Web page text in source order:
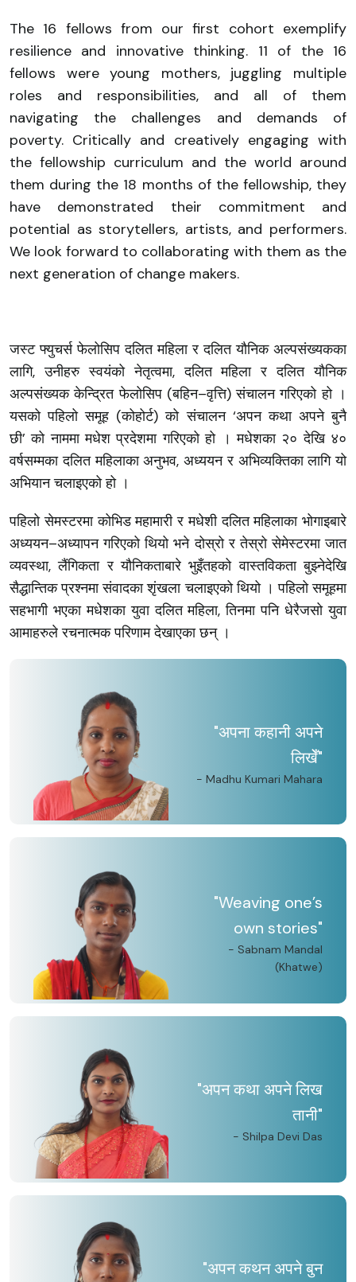
The 16 fellows from our first cohort exemplify
resilience and innovative thinking. 11 of the 16
fellows were young mothers, juggling multiple
roles and responsibilities, and all of them
navigating the challenges and demands of
poverty. Critically and creatively engaging with
the fellowship curriculum and the world around
them during the 18 months of the fellowship, they
have demonstrated their commitment and
potential as storytellers, artists, and performers.
We look forward to collaborating with them as the
next generation of change makers.
जस्ट फ्युचर्स फेलोसिप दलित महिला र दलित यौनिक अल्पसंख्यकका
लागि, उनीहरु स्वयंको नेतृत्वमा, दलित महिला र दलित यौनिक
अल्पसंख्यक केन्द्रित फेलोसिप (बहिन–वृत्ति) संचालन गरिएको हो ।
यसको पहिलो समूह (कोहोर्ट) को संचालन ‘अपन कथा अपने बुनै
छी’ को नाममा मधेश प्रदेशमा गरिएको हो । मधेशका २० देखि ४०
वर्षसम्मका दलित महिलाका अनुभव, अध्ययन र अभिव्यक्तिका लागि यो
अभियान चलाइएको हो ।
पहिलो सेमस्टरमा कोभिड महामारी र मधेशी दलित महिलाका भोगाइबारे
अध्ययन–अध्यापन गरिएको थियो भने दोस्रो र तेस्रो सेमेस्टरमा जात
व्यवस्था, लैंगिकता र यौनिकताबारे भुइँतहको वास्तविकता बुझ्नेदेखि
सैद्धान्तिक प्रश्नमा संवादका शृंखला चलाइएको थियो । पहिलो समूहमा
सहभागी भएका मधेशका युवा दलित महिला, तिनमा पनि धेरैजसो युवा
आमाहरुले रचनात्मक परिणाम देखाएका छन् ।
"अपना कहानी अपने
लिखेँ"
- Madhu Kumari Mahara
"Weaving one’s
own stories"
- Sabnam Mandal
(Khatwe)
"अपन कथा अपने लिख
तानी"
- Shilpa Devi Das
"अपन कथन अपने बुन